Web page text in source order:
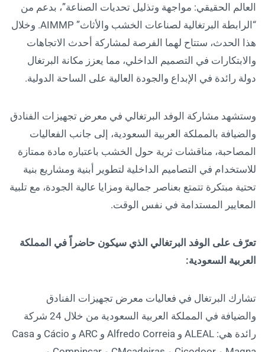
العالم الحقيقي: مواجهة وتذليل تحديات الصناعة”، بدعم من
“الرابطة البرتغالية لصناعات الخشب والأثاث” AIMMP. وخلال
هذا الحدث، ستتاح لهما الفرصة لمشاركة أحدث الاتجاهات
والابتكارات في التصميم الداخلي، مما يعزز مكانة البرتغال
دولة رائدة في الإبداع والجودة العالية على الساحة الدولية.
وستشهد مشاركة الوفد البرتغالي في معرض تجهيزات الفنادق
والضيافة بالمملكة العربية السعودية، إلى جانب الفعاليات
المصاحبة، مناقشات ثرية حول الخشب باعتباره مادة ممتازة
للاستخدام في التصاميم الداخلية لتطوير أبنية ومشاريع بنية
تحتية مبتكرة تتمتع بعناصر جمالية ومزايا عالية الجودة، مع تلبية
المعايير المستدامة في نفس الوقت.
تعرّف على الوفد البرتغالي الذي سيكون حاضراً في المملكة
العربية السعودية:
تشارك البرتغال في فعاليات معرض تجهيزات الفنادق
والضيافة في المملكة العربية السعودية من خلال 24 شركة
رائدة هي: ALEAL و Alfredo Correia و ARC و Cácio و Casa